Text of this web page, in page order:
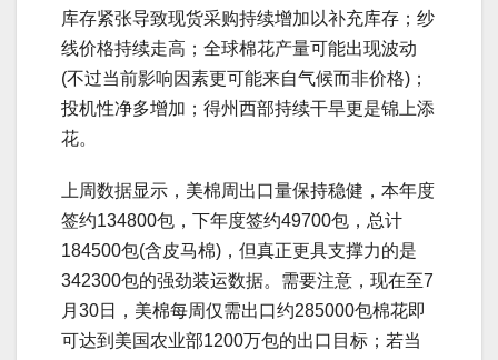
库存紧张导致现货采购持续增加以补充库存；纱
线价格持续走高；全球棉花产量可能出现波动
(不过当前影响因素更可能来自气候而非价格)；
投机性净多增加；得州西部持续干旱更是锦上添
花。
上周数据显示，美棉周出口量保持稳健，本年度
签约134800包，下年度签约49700包，总计
184500包(含皮马棉)，但真正更具支撑力的是
342300包的强劲装运数据。需要注意，现在至7
月30日，美棉每周仅需出口约285000包棉花即
可达到美国农业部1200万包的出口目标；若当